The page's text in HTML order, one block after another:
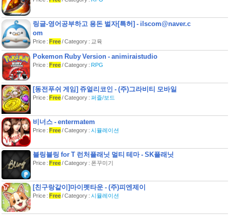
3.문자알림음 (카톡알림음, 문자수신
음, 문자수신벨)
- 매일 새로운 문자음 컨텐츠가 업데이
트!
- 보관함 기능이 있어 다운로드 받은 문
※ 스카이 계열 단말기나 일부 알림음을
지원하지 않는 단말의 경우, 알림음 제
어 어플리케이션을 다운 받은 후 이용하
4.**
- PC와 휴대폰을 연결해서 불편하게 음
을 계속 들으시려면 매달 요금을 내셨다
구요? 음악을 들으시려면 앱을 실행해
야만 한다구요? 이 모든 불편함은 이제
- 휴대폰으로 MP3 파일 바로 저장 및 평
생 이용 가능한 완전 FREE DRM 서비
스!
링글-영어공부하고 용돈 벌자[특허] - ilscom@naver.c
om
Price : Free/ Category : 교육
Pokemon Ruby Version - animiraistudio
Price : Free/ Category : RPG
[동전푸쉬 게임] 쥬얼리코인 - (주)그라비티 모바일
Price : Free/ Category : 퍼즐/보드
비너스 - entermatem
Price : Free/ Category : 시뮬레이션
블링블링 for T 런처플래닛 멀티 테마 - SK플래닛
Price : Free/ Category : 폰꾸미기
[친구랑같이]마이펫타운 - (주)피엔제이
Price : Free/ Category : 시뮬레이션